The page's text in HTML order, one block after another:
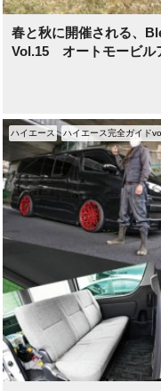
春と秋に開催される、
Vol.15 オートモービル
ハイエース ハイエース完全ガイド